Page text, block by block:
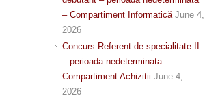
– Compartiment Informatică June 4,
2026
Concurs Referent de specialitate II
– perioada nedeterminata –
Compartiment Achizitii June 4,
2026